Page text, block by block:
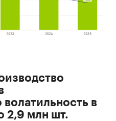
в
2,9 млн шт.